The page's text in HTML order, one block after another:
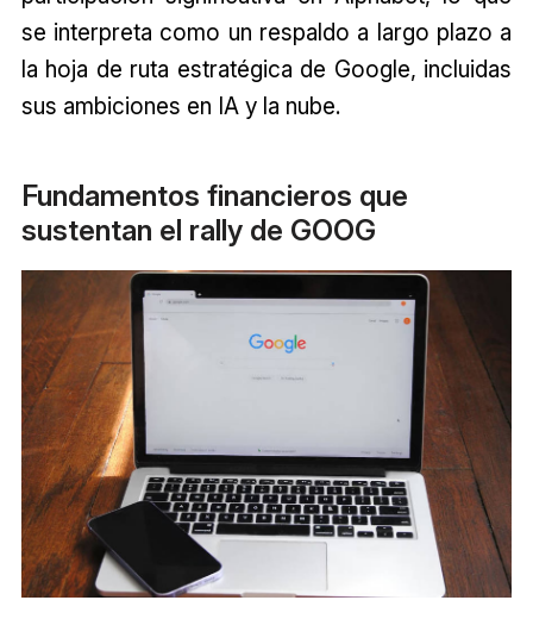
se interpreta como un respaldo a largo plazo a
la hoja de ruta estratégica de Google, incluidas
sus ambiciones en IA y la nube.
Fundamentos financieros que
sustentan el rally de GOOG